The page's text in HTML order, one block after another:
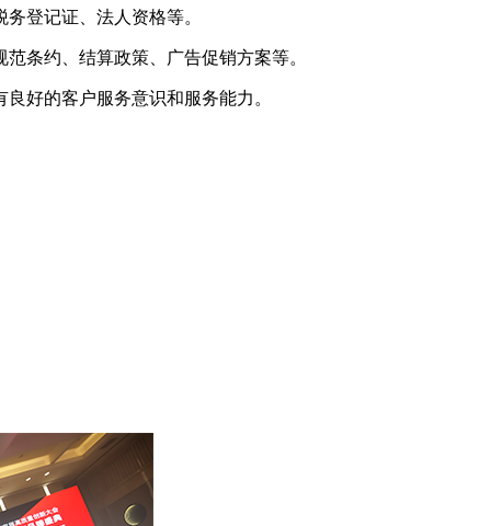
登记证、法人资格等。
条约、结算政策、广告促销方案等。
好的客户服务意识和服务能力。